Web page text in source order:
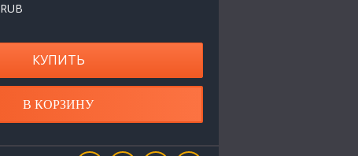
RUB
КУПИТЬ
В КОРЗИНУ